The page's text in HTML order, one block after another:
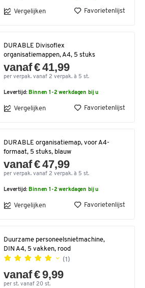
Vergelijken Favorietenlijst
DURABLE Divisoflex
organisatiemappen, A4, 5 stuks
vanaf € 41,99
per verpak. vanaf 2 verpak. à 5 st.
Levertijd:Binnen 1-2 werkdagen bij u
Vergelijken Favorietenlijst
DURABLE organisatiemap, voor A4-
formaat, 5 stuks, blauw
vanaf € 47,99
per verpak. vanaf 2 verpak. à 5 st.
Levertijd:Binnen 1-2 werkdagen bij u
Vergelijken Favorietenlijst
Duurzame personeelsnietmachine,
DIN A4, 5 vakken, rood
(1)
vanaf € 9,99
per st. vanaf 20 st.